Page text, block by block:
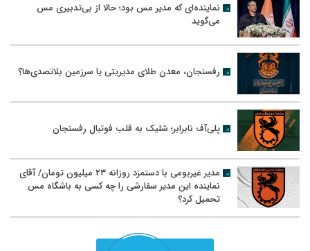
نماینده‌ای که مدیر مس بود؛ حالا از بی‌تدبیری مس
می‌گوید
رفسنجان، معدن طلای مدیریتی یا سرزمین بلاتصدی‌ها؟
پلی‌آف نابرابر؛ شلیک به قلب فوتبال رفسنجان
مدیر غیربومی با دستمزد روزانه ۲۳ میلیون تومان/ آقای
نماینده این مدیر سفارشی را چه کسی به باشگاه مس
تحمیل کرد؟